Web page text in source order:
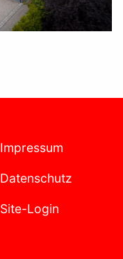
Impressum
Datenschutz
Site-Login